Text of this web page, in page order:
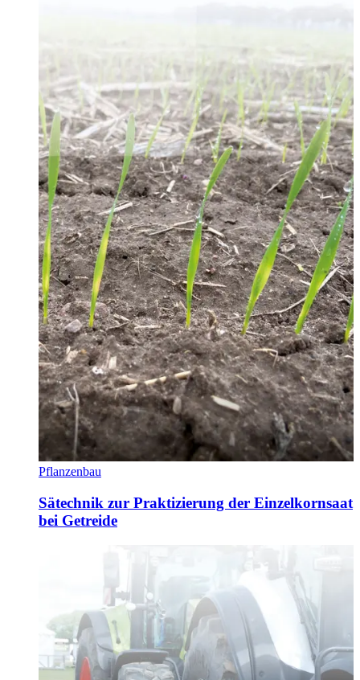
Pflanzenbau
Sätechnik zur Praktizierung der Einzelkornsaat
bei Getreide